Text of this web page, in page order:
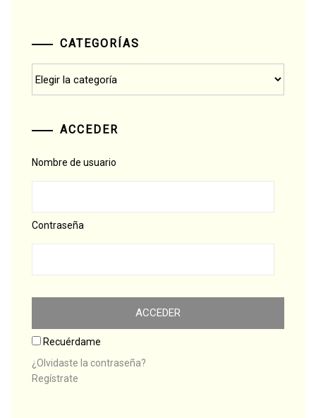
CATEGORÍAS
ACCEDER
Nombre de usuario
Contraseña
Recuérdame
¿Olvidaste la contraseña?
Regístrate